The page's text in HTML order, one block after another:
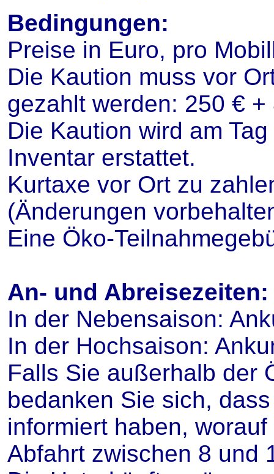
Bedingungen:
Preise in Euro, pro
Die Kaution muss vor
gezahlt werden: 250 €
Die Kaution wird am
Inventar erstattet.
Kurtaxe vor Ort zu
(Änderungen
Eine Öko-
An- und Abreisezeiten:
In der Nebensaison:
In der Hochsaison:
Falls Sie außerhalb der
bedanken Sie sich,
informiert haben,
Abfahrt zwischen 8 und